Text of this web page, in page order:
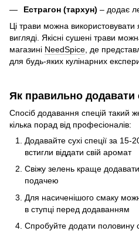
Естрагон (тархун) – додає
Ці трави можна використовувати
вигляді. Якісні сушені трави
магазині NeedSpice, де
для будь-яких кулінарних
Як правильно додавати
Спосіб додавання спецій такий
кілька порад від професіоналів:
Додавайте сухі спеції за
встигли віддати свій аромат
Свіжу зелень краще
подачею
Для насиченішого смаку
в ступці перед додаванням
Спробуйте додати половину